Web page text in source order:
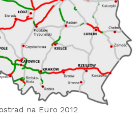
na Euro 2012